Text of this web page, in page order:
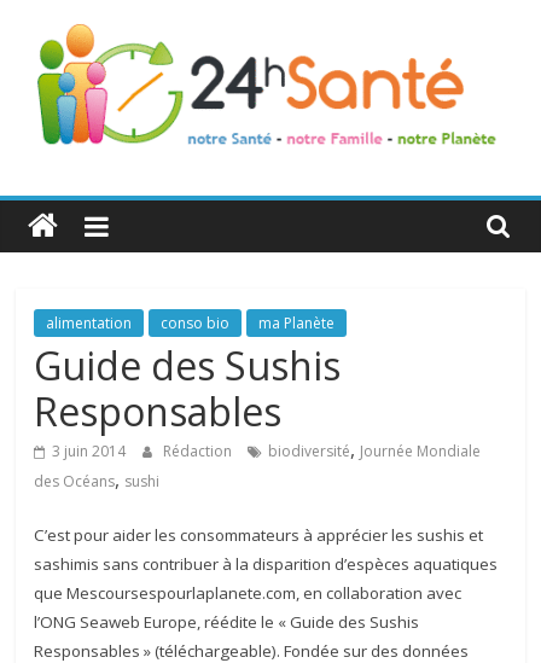
24h
Santé
La
santé
de
toute
famille
alimentation conso bio ma Planète
Guide des Sushis
Responsables
3 juin 2014 Rédaction biodiversité, Journée Mondiale
des Océans, sushi
C’est pour aider les consommateurs à apprécier les sushis et
sashimis sans contribuer à la disparition d’espèces aquatiques
que Mescoursespourlaplanete.com, en collaboration avec
l’ONG Seaweb Europe, réédite le « Guide des Sushis
Responsables » (téléchargeable). Fondée sur des données